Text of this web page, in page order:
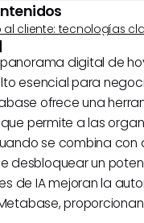
al cliente: tecnologías
digital de
esencial para
ofrece una
permite a las
se combina
desbloquear un
de IA mejoran la